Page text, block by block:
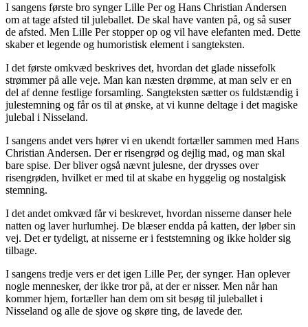
I sangens første bro synger Lille Per og Hans Christian Andersen
om at tage afsted til juleballet. De skal have vanten på, og så suser
de afsted. Men Lille Per stopper op og vil have elefanten med. Dette
skaber et legende og humoristisk element i sangteksten.
I det første omkvæd beskrives det, hvordan det glade nissefolk
strømmer på alle veje. Man kan næsten drømme, at man selv er en
del af denne festlige forsamling. Sangteksten sætter os fuldstændig i
julestemning og får os til at ønske, at vi kunne deltage i det magiske
julebal i Nisseland.
I sangens andet vers hører vi en ukendt fortæller sammen med Hans
Christian Andersen. Der er risengrød og dejlig mad, og man skal
bare spise. Der bliver også nævnt julesne, der drysses over
risengrøden, hvilket er med til at skabe en hyggelig og nostalgisk
stemning.
I det andet omkvæd får vi beskrevet, hvordan nisserne danser hele
natten og laver hurlumhej. De blæser endda på katten, der løber sin
vej. Det er tydeligt, at nisserne er i feststemning og ikke holder sig
tilbage.
I sangens tredje vers er det igen Lille Per, der synger. Han oplever
nogle mennesker, der ikke tror på, at der er nisser. Men når han
kommer hjem, fortæller han dem om sit besøg til juleballet i
Nisseland og alle de sjove og skøre ting, de lavede der.